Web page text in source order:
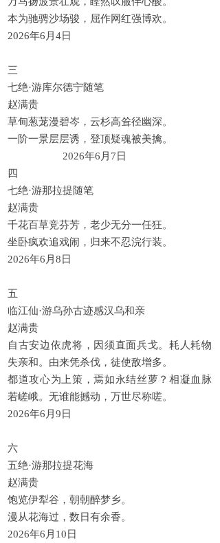
本为驰骋沙场骏，屈作网红强博欢。
2026年6月4日
三
七绝·游库尔德宁随笔
赵满贵
草甸葱茏漫碧岑，云杉高耸径幽深。
一阶一景层层诱，登顶疑魂被美擒。
2026年6月7日
四
七绝·游那拉提随笔
赵满贵
千花百草竞芬芳，老少无分一任狂。
坐卧疯欢追戏闹，归来不忍浣行装。
2026年6月8日
五
临江仙·游乌孙古迹感汉乌和亲
赵满贵
自古安边依虎将，因须直面兵戈。耗人耗物
失亲和。由来凭杀伐，徒使敌增多。
都道攻心为上策，焉如永结丝萝？相凝血脉
若嵯峨。无谁能撼动，万世尽称嗟。
2026年6月9日
六
五绝·游那拉提花海
赵满贵
饱览伊犁谷，朝朝醉梦乡。
漫从花海过，数日有余香。
2026年6月10日